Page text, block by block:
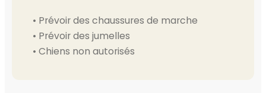
• Prévoir des chaussures de marche
• Prévoir des jumelles
• Chiens non autorisés